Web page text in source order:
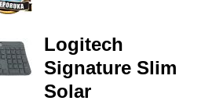
ključne svakom
korisniku.
male ustupke možete
osjetno uštedjeti pri
kupnji.
Logitech
Signature Slim
Solar